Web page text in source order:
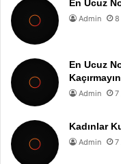
En Ucuz
Admin 8
En Ucuz
Admin 7
Kadınlar
Admin 7